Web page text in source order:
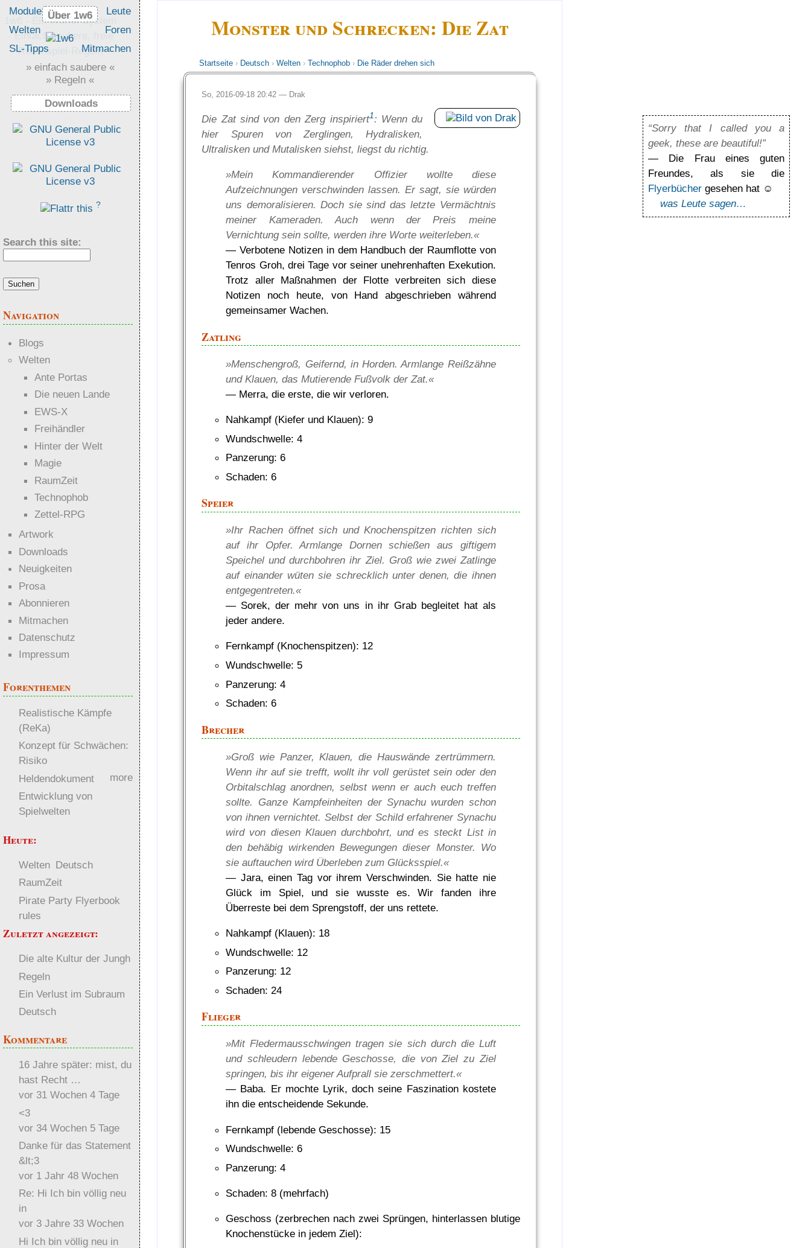
1w6 - Ein Würfel System
- Einfach saubere, freie
Rollenspiel-Regeln
Monster und Schrecken: Die Zat
Startseite › Deutsch ›Welten ›Technophob › Die Räder drehen sich
So, 2016-09-18 20:42 — Drak
Die Zat sind von den Zerg inspiriert1: Wenn du
hier Spuren von Zerglingen, Hydralisken,
Ultralisken und Mutalisken siehst, liegst du richtig.
»Mein Kommandierender Offizier wollte diese
Aufzeichnungen verschwinden lassen. Er sagt, sie würden
uns demoralisieren. Doch sie sind das letzte Vermächtnis
meiner Kameraden. Auch wenn der Preis meine
Vernichtung sein sollte, werden ihre Worte weiterleben.«
— Verbotene Notizen in dem Handbuch der Raumflotte von
Tenros Groh, drei Tage vor seiner unehrenhaften Exekution.
Trotz aller Maßnahmen der Flotte verbreiten sich diese
Notizen noch heute, von Hand abgeschrieben während
gemeinsamer Wachen.
Zatling
»Menschengroß, Geifernd, in Horden. Armlange Reißzähne
und Klauen, das Mutierende Fußvolk der Zat.«
— Merra, die erste, die wir verloren.
Nahkampf (Kiefer und Klauen): 9
Wundschwelle: 4
Panzerung: 6
Schaden: 6
Speier
»Ihr Rachen öffnet sich und Knochenspitzen richten sich
auf ihr Opfer. Armlange Dornen schießen aus giftigem
Speichel und durchbohren ihr Ziel. Groß wie zwei Zatlinge
auf einander wüten sie schrecklich unter denen, die ihnen
entgegentreten.«
— Sorek, der mehr von uns in ihr Grab begleitet hat als
jeder andere.
Fernkampf (Knochenspitzen): 12
Wundschwelle: 5
Panzerung: 4
Schaden: 6
Brecher
»Groß wie Panzer, Klauen, die Hauswände zertrümmern.
Wenn ihr auf sie trefft, wollt ihr voll gerüstet sein oder den
Orbitalschlag anordnen, selbst wenn er auch euch treffen
sollte. Ganze Kampfeinheiten der Synachu wurden schon
von ihnen vernichtet. Selbst der Schild erfahrener Synachu
wird von diesen Klauen durchbohrt, und es steckt List in
den behäbig wirkenden Bewegungen dieser Monster. Wo
sie auftauchen wird Überleben zum Glücksspiel.«
— Jara, einen Tag vor ihrem Verschwinden. Sie hatte nie
Glück im Spiel, und sie wusste es. Wir fanden ihre
Überreste bei dem Sprengstoff, der uns rettete.
Nahkampf (Klauen): 18
Wundschwelle: 12
Panzerung: 12
Schaden: 24
Flieger
»Mit Fledermausschwingen tragen sie sich durch die Luft
und schleudern lebende Geschosse, die von Ziel zu Ziel
springen, bis ihr eigener Aufprall sie zerschmettert.«
— Baba. Er mochte Lyrik, doch seine Faszination kostete
ihn die entscheidende Sekunde.
Fernkampf (lebende Geschosse): 15
Wundschwelle: 6
Panzerung: 4
Schaden: 8 (mehrfach)
Geschoss (zerbrechen nach zwei Sprüngen, hinterlassen blutige
Knochenstücke in jedem Ziel):
Über 1w6
Module
Leute
Welten
Foren
SL-Tipps
Mitmachen
» einfach saubere «
» Regeln «
Über 1w6
Downloads
?
Search this site:
Navigation
Blogs
Welten
Ante Portas
Die neuen Lande
EWS-X
Freihändler
Hinter der Welt
Magie
RaumZeit
Technophob
Zettel-RPG
Artwork
Downloads
Neuigkeiten
Prosa
Abonnieren
Mitmachen
Datenschutz
Impressum
Forenthemen
Realistische Kämpfe
(ReKa)
Konzept für Schwächen:
Risiko
Heldendokument
Entwicklung von
Spielwelten
more
Heute:
Welten Deutsch
RaumZeit
Pirate Party Flyerbook
rules
Zuletzt angezeigt:
Die alte Kultur der Jungh
Regeln
Ein Verlust im Subraum
Deutsch
Kommentare
16 Jahre später: mist, du
hast Recht …
vor 31 Wochen 4 Tage
<3
vor 34 Wochen 5 Tage
Danke für das Statement
&lt;3
vor 1 Jahr 48 Wochen
Re: Hi Ich bin völlig neu
in
vor 3 Jahre 33 Wochen
Hi Ich bin völlig neu in
“Sorry that I called you a
geek, these are beautiful!”
— Die Frau eines guten
Freundes, als sie die
Flyerbücher gesehen hat ☺
was Leute sagen…